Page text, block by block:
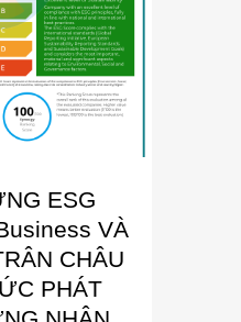
ESG
VÀ
CHÂU
PHÁT